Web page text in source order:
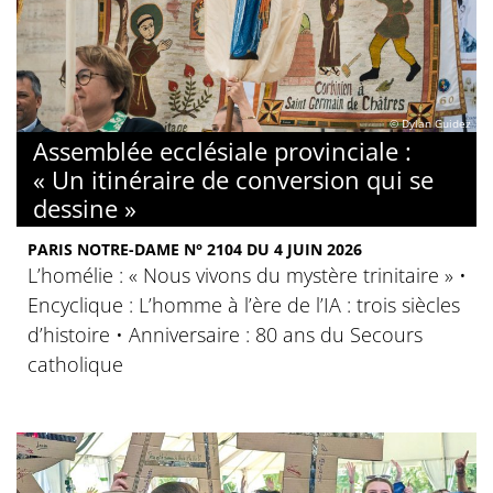
© Dylan Guidez
Assemblée ecclésiale provinciale :
« Un itinéraire de conversion qui se
dessine »
PARIS NOTRE-DAME N° 2104 DU 4 JUIN 2026
L’homélie : « Nous vivons du mystère trinitaire » •
Encyclique : L’homme à l’ère de l’IA : trois siècles
d’histoire • Anniversaire : 80 ans du Secours
catholique